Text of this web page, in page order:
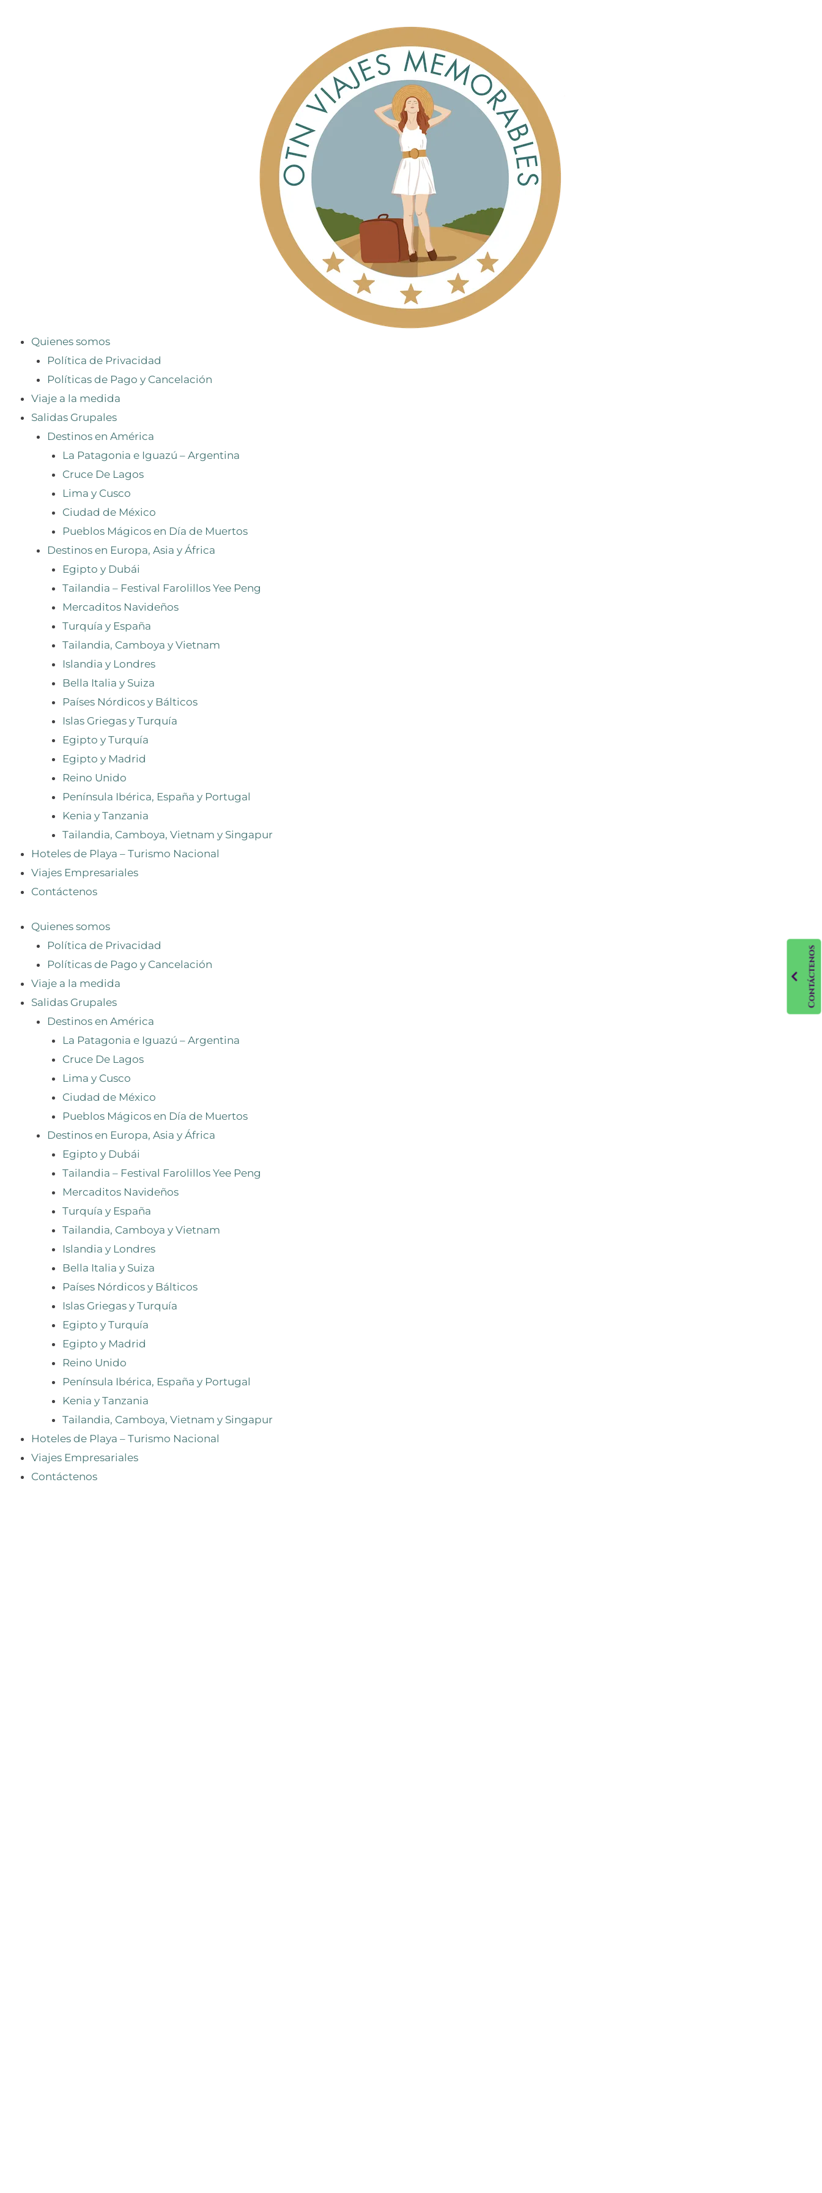
Quienes somos
Política de Privacidad
Políticas de Pago y Cancelación
Viaje a la medida
Salidas Grupales
Destinos en América
La Patagonia e Iguazú – Argentina
Cruce De Lagos
Lima y Cusco
Ciudad de México
Pueblos Mágicos en Día de Muertos
Destinos en Europa, Asia y África
Egipto y Dubái
Tailandia – Festival Farolillos Yee Peng
Mercaditos Navideños
Turquía y España
Tailandia, Camboya y Vietnam
Islandia y Londres
Bella Italia y Suiza
Países Nórdicos y Bálticos
Islas Griegas y Turquía
Egipto y Turquía
Egipto y Madrid
Reino Unido
Península Ibérica, España y Portugal
Kenia y Tanzania
Tailandia, Camboya, Vietnam y Singapur
Hoteles de Playa – Turismo Nacional
Viajes Empresariales
Contáctenos
Quienes somos
Política de Privacidad
Políticas de Pago y Cancelación
Viaje a la medida
Salidas Grupales
Destinos en América
La Patagonia e Iguazú – Argentina
Cruce De Lagos
Lima y Cusco
Ciudad de México
Pueblos Mágicos en Día de Muertos
Destinos en Europa, Asia y África
Egipto y Dubái
Tailandia – Festival Farolillos Yee Peng
Mercaditos Navideños
Turquía y España
Tailandia, Camboya y Vietnam
Islandia y Londres
Bella Italia y Suiza
Países Nórdicos y Bálticos
Islas Griegas y Turquía
Egipto y Turquía
Egipto y Madrid
Reino Unido
Península Ibérica, España y Portugal
Kenia y Tanzania
Tailandia, Camboya, Vietnam y Singapur
Hoteles de Playa – Turismo Nacional
Viajes Empresariales
Contáctenos
Contáctenos